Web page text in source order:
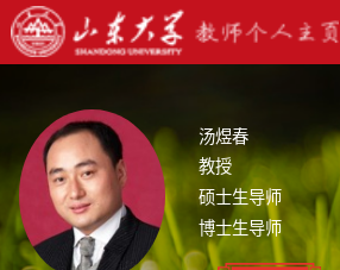
汤煜春
教授
硕士生导师
博士生导师